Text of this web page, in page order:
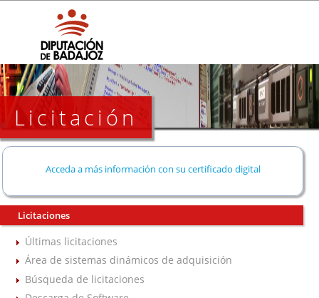
Licitación
Acceda a más información con su certificado digital
Licitaciones
Últimas licitaciones
Área de sistemas dinámicos de adquisición
Búsqueda de licitaciones